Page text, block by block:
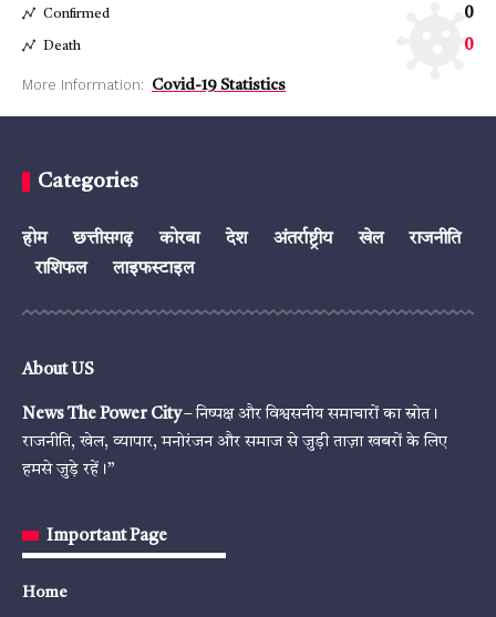
Confirmed 0
Death 0
More Information: Covid-19 Statistics
Categories
होम छत्तीसगढ़ कोरबा देश अंतर्राष्ट्रीय खेल
राजनीति
राशिफल
लाइफस्टाइल
About US
News The Power City– निष्पक्ष और विश्वसनीय समाचारों का स्रोत।
राजनीति, खेल, व्यापार, मनोरंजन और समाज से जुड़ी ताज़ा खबरों के लिए
हमसे जुड़े रहें।”
Important Page
Home